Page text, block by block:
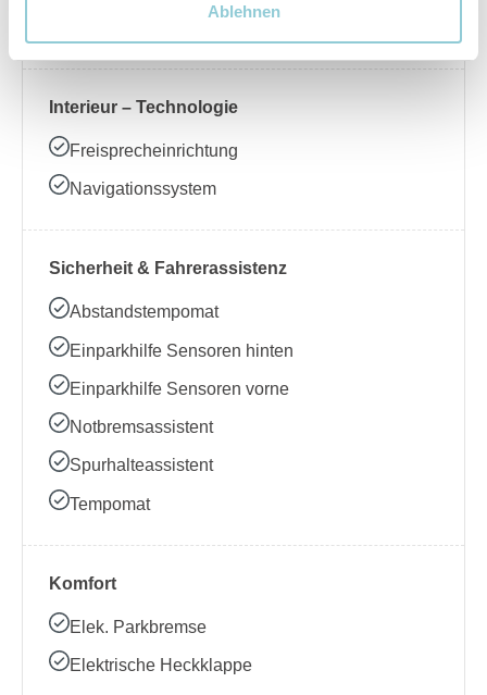
Ablehnen
Interieur – Technologie
Freisprecheinrichtung
Navigationssystem
Sicherheit & Fahrerassistenz
Abstandstempomat
Einparkhilfe Sensoren hinten
Einparkhilfe Sensoren vorne
Notbremsassistent
Spurhalteassistent
Tempomat
Komfort
Elek. Parkbremse
Elektrische Heckklappe